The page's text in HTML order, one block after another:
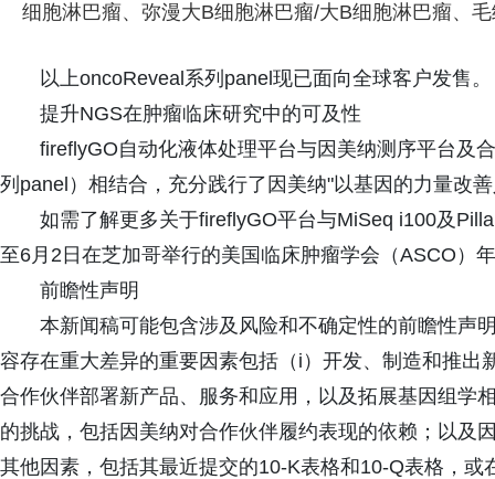
细胞淋巴瘤、弥漫大B细胞淋巴瘤/大B细胞淋巴瘤、
以上oncoReveal系列panel现已面向全球客户发售。
提升NGS在肿瘤临床研究中的可及性
fireflyGO自动化液体处理平台与因美纳测序平台及
列panel）相结合，充分践行了因美纳"以基因的力量改
如需了解更多关于fireflyGO平台与MiSeq i100及
至6月2日在芝加哥举行的美国临床肿瘤学会（ASCO）
前瞻性声明
本新闻稿可能包含涉及风险和不确定性的前瞻性声
容存在重大差异的重要因素包括（i）开发、制造和推
合作伙伴部署新产品、服务和应用，以及拓展基因组学
的挑战，包括因美纳对合作伙伴履约表现的依赖；以及
其他因素，包括其最近提交的10-K表格和10-Q表格，